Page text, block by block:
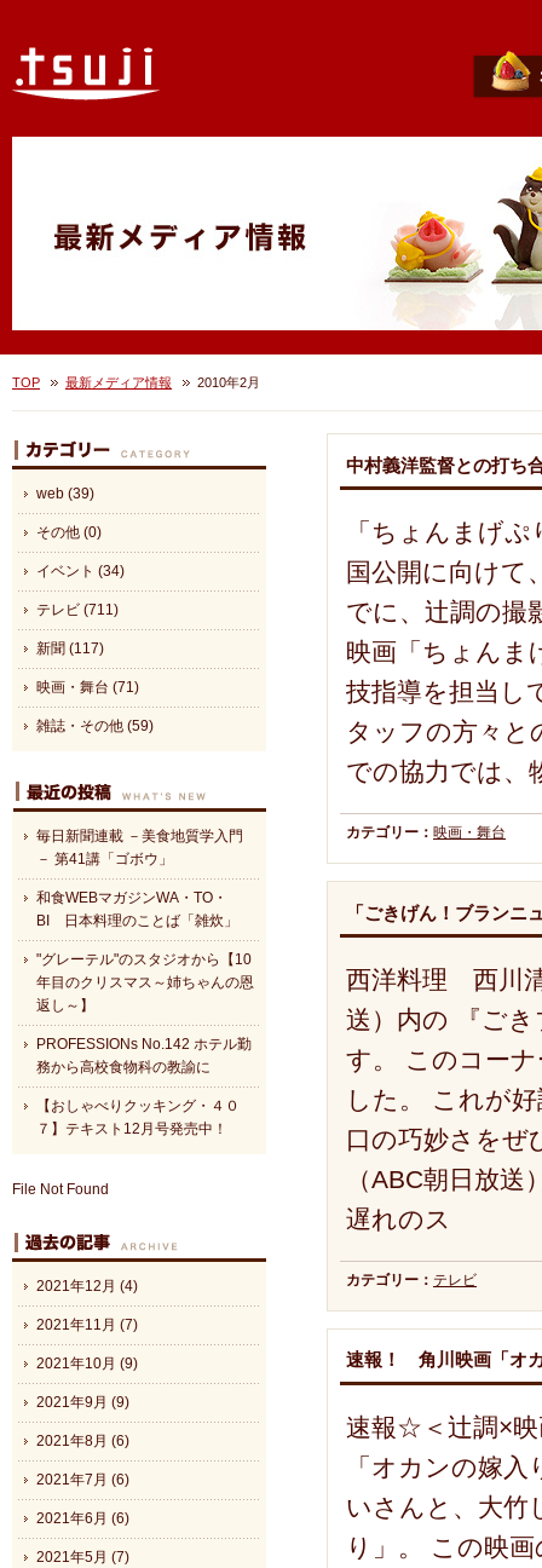
TOP 最新メディア情報 2010年2月
中村義洋監督との打ち
「ちょんまげ
国公開に向けて
でに、辻調の撮
映画「ちょんま
技指導を担当し
タッフの方々と
での協力では、
カテゴリー： 映画・舞台
「ごきげん！ブランニ
西洋料理 西川
送）内の 『ご
す。 このコー
した。 これが
口の巧妙さをぜ
（ABC朝日放
遅れのス
カテゴリー： テレビ
速報！ 角川映画「オ
速報☆＜辻調×映
「オカンの嫁
いさんと、大竹
り」。 この映
web (39)
その他 (0)
イベント (34)
テレビ (711)
新聞 (117)
映画・舞台 (71)
雑誌・その他 (59)
毎日新聞連載 －美食地質学入門
－ 第41講「ゴボウ」
和食WEBマガジンWA・TO・
BI 日本料理のことば「雑炊」
"グレーテル"のスタジオから【10
年目のクリスマス～姉ちゃんの恩
返し～】
PROFESSIONs No.142 ホテル勤
務から高校食物科の教諭に
【おしゃべりクッキング・４０
７】テキスト12月号発売中！
File Not Found
2021年12月 (4)
2021年11月 (7)
2021年10月 (9)
2021年9月 (9)
2021年8月 (6)
2021年7月 (6)
2021年6月 (6)
2021年5月 (7)